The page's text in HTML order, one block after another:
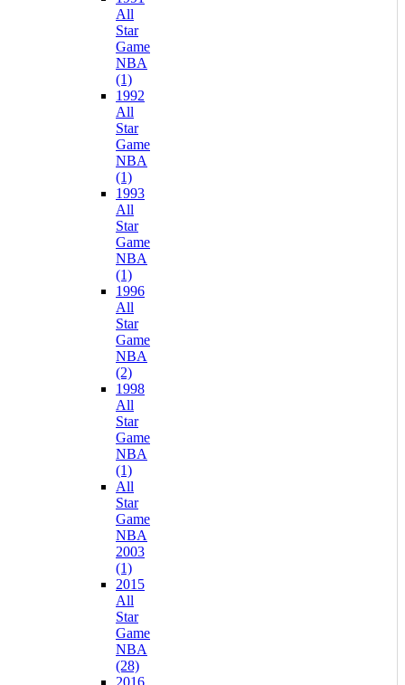
All
Star
Game
NBA
(1)
1992
All
Star
Game
NBA
(1)
1993
All
Star
Game
NBA
(1)
1996
All
Star
Game
NBA
(2)
1998
All
Star
Game
NBA
(1)
All
Star
Game
NBA
2003
(1)
2015
All
Star
Game
NBA
(28)
2016